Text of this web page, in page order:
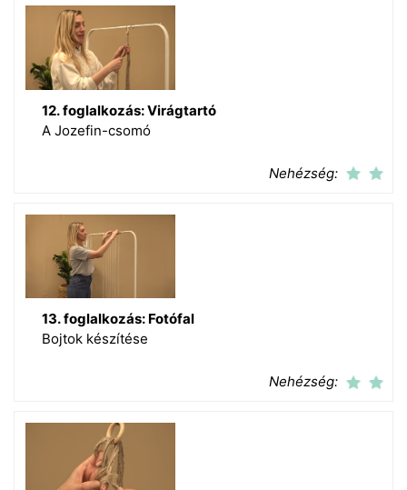
12. foglalkozás: Virágtartó
A Jozefin-csomó
Nehézség:
13. foglalkozás: Fotófal
Bojtok készítése
Nehézség: